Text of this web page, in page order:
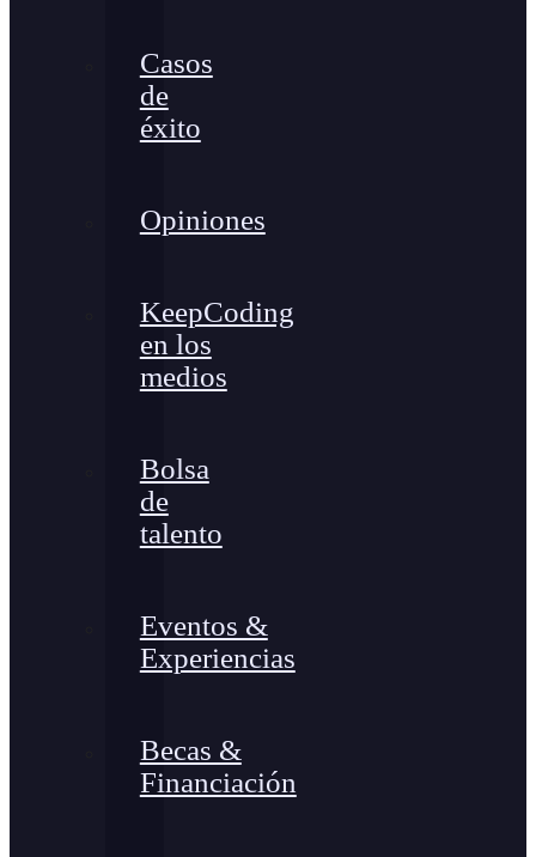
Casos
de
éxito
Opiniones
KeepCoding
en los
medios
Bolsa
de
talento
Eventos &
Experiencias
Becas &
Financiación